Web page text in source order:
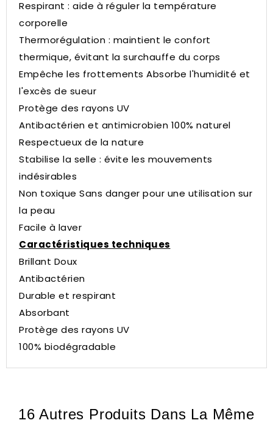
Respirant : aide à réguler la température
corporelle
Thermorégulation : maintient le confort
thermique, évitant la surchauffe du corps
Empêche les frottements Absorbe l'humidité et
l'excès de sueur
Protège des rayons UV
Antibactérien et antimicrobien 100% naturel
Respectueux de la nature
Stabilise la selle : évite les mouvements
indésirables
Non toxique Sans danger pour une utilisation sur
la peau
Facile à laver
Caractéristiques techniques
Brillant Doux
Antibactérien
Durable et respirant
Absorbant
Protège des rayons UV
100% biodégradable
16 Autres Produits Dans La Même